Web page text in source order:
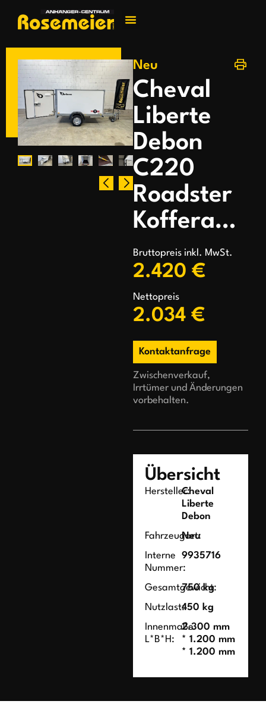
Neu
Cheval
Liberte
Debon
C220
Roadster
Kofferanhänger
Bruttopreis inkl. MwSt.
2.420 €
Nettopreis
2.034 €
Kontaktanfrage
Zwischenverkauf,
Irrtümer und Änderungen
vorbehalten.
Übersicht
Hersteller:Cheval
Liberte
Debon
Fahrzeugart:
Neu
Interne
Nummer:
9935716
Gesamtgewicht:
750 kg
Nutzlast:450 kg
Innenmaße
L*B*H:
2.300 mm
* 1.200 mm
* 1.200 mm